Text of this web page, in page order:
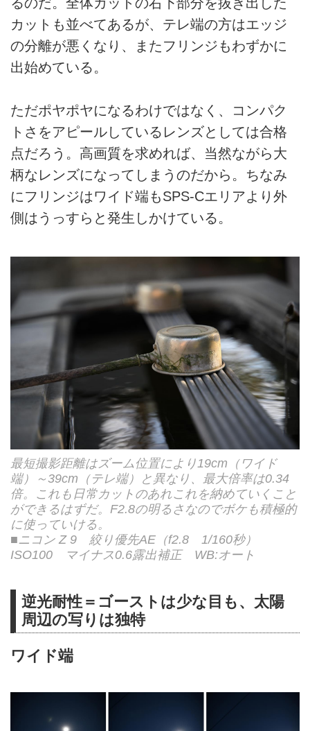
カットも並べてあるが、テレ端の方はエッジ
の分離が悪くなり、またフリンジもわずかに
出始めている。
ただポヤポヤになるわけではなく、コンパク
トさをアピールしているレンズとしては合格
点だろう。高画質を求めれば、当然ながら大
柄なレンズになってしまうのだから。ちなみ
にフリンジはワイド端もSPS-Cエリアより外
側はうっすらと発生しかけている。
最短撮影距離はズーム位置により19cm（ワイド
端）～39cm（テレ端）と異なり、最大倍率は0.34
倍。これも日常カットのあれこれを納めていくこと
ができるはずだ。F2.8の明るさなのでボケも積極的
に使っていける。
■ニコン Z 9 絞り優先AE（f2.8 1/160秒）
ISO100 マイナス0.6露出補正 WB:オート
逆光耐性＝ゴーストは少な目も、太陽
周辺の写りは独特
ワイド端